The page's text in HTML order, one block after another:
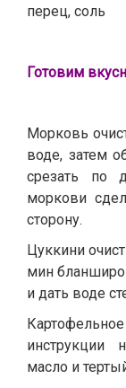
перец, соль
Готовим
Морковь
воде, затем
срезать по
моркови
сторону.
Цуккини
мин
и дать воде
инструкции
масло и